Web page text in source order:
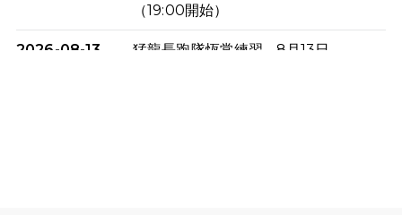
（19:00開始）
2026-08-13
猛龍長跑隊恆常練習 - 8月13日